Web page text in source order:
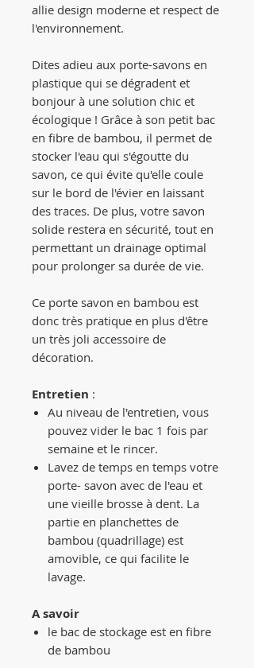
allie design moderne et respect de
l'environnement.
Dites adieu aux porte-savons en
plastique qui se dégradent et
bonjour à une solution chic et
écologique ! Grâce à son petit bac
en fibre de bambou, il permet de
stocker l'eau qui s'égoutte du
savon, ce qui évite qu'elle coule
sur le bord de l'évier en laissant
des traces. De plus, votre savon
solide restera en sécurité, tout en
permettant un drainage optimal
pour prolonger sa durée de vie.
Ce porte savon en bambou est
donc très pratique en plus d'être
un très joli accessoire de
décoration.
Entretien :
Au niveau de l'entretien, vous
pouvez vider le bac 1 fois par
semaine et le rincer.
Lavez de temps en temps votre
porte- savon avec de l'eau et
une vieille brosse à dent. La
partie en planchettes de
bambou (quadrillage) est
amovible, ce qui facilite le
lavage.
A savoir
le bac de stockage est en fibre
de bambou